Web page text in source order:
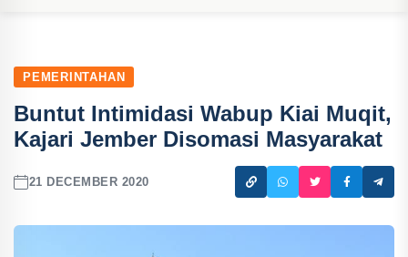
PEMERINTAHAN
Buntut Intimidasi Wabup Kiai Muqit,
Kajari Jember Disomasi Masyarakat
21 DECEMBER 2020